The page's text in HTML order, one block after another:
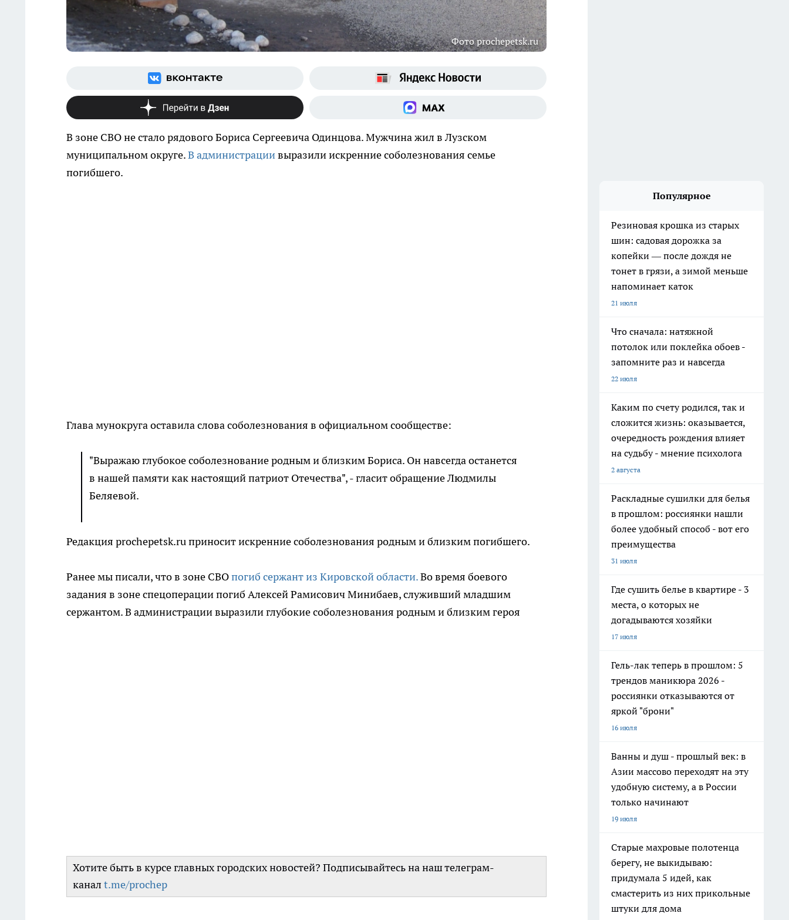
Фото prochepetsk.ru
В зоне СВО не стало рядового Бориса Сергеевича Одинцова. Мужчина жил в Лузском
муниципальном округе.В администрациивыразили искренние соболезнования семье
погибшего.
Глава мунокруга оставила слова соболезнования в официальном сообществе:
"Выражаю глубокое соболезнование родным и близким Бориса. Он навсегда останется
в нашей памяти как настоящий патриот Отечества", - гласит обращение Людмилы
Беляевой.
Редакция prochepetsk.ru приносит искренние соболезнования родным и близким погибшего.
Ранее мы писали, что в зоне СВОпогиб сержант из Кировской области.Во время боевого
задания в зоне спецоперации погиб Алексей Рамисович Минибаев, служивший младшим
сержантом. В администрации выразили глубокие соболезнования родным и близким героя
Хотите быть в курсе главных городских новостей? Подписывайтесь на наш телеграм-
канал t.me/prochep
Популярное
Резиновая крошка из старых
шин: садовая дорожка за
копейки — после дождя не
тонет в грязи, а зимой меньше
напоминает каток
21 июля
Что сначала: натяжной
потолок или поклейка обоев -
запомните раз и навсегда
22 июля
Каким по счету родился, так и
сложится жизнь: оказывается,
очередность рождения влияет
на судьбу - мнение психолога
2 августа
Раскладные сушилки для белья
в прошлом: россиянки нашли
более удобный способ - вот его
преимущества
31 июля
Где сушить белье в квартире - 3
места, о которых не
догадываются хозяйки
17 июля
Гель-лак теперь в прошлом: 5
трендов маникюра 2026 -
россиянки отказываются от
яркой "брони"
16 июля
Ванны и душ - прошлый век: в
Азии массово переходят на эту
удобную систему, а в России
только начинают
19 июля
Старые махровые полотенца
берегу, не выкидываю:
придумала 5 идей, как
смастерить из них прикольные
штуки для дома